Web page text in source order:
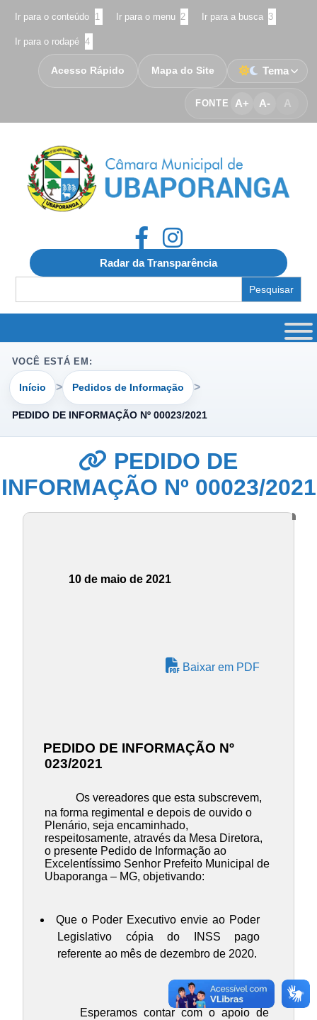
Ir para o conteúdo 1 Ir para o menu 2 Ir para a busca 3
Ir para o rodapé 4
FONTE A+ A- A
Acesso Rápido Mapa do Site Tema
Radar da Transparência
for:
VOCÊ ESTÁ EM:
Início Pedidos de Informação
PEDIDO DE INFORMAÇÃO Nº 00023/2021
PEDIDO DE
INFORMAÇÃO Nº 00023/2021
10 de maio de 2021
Baixar em PDF
PEDIDO DE INFORMAÇÃO Nº
023/2021
Os vereadores que esta subscrevem,
na forma regimental e depois de ouvido o
Plenário, seja encaminhado,
respeitosamente, através da Mesa Diretora,
o presente Pedido de Informação ao
Excelentíssimo Senhor Prefeito Municipal de
Ubaporanga – MG, objetivando:
Que o Poder Executivo envie ao Poder
Legislativo cópia do INSS pago
referente ao mês de dezembro de 2020.
Esperamos contar com o apoio de